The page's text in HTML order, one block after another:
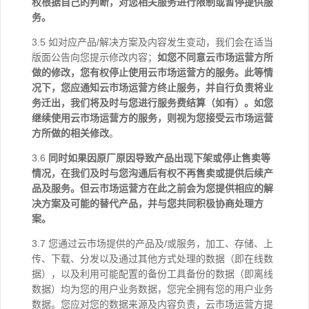
务。
3.5 如对应产品/解决方案及内容发生变动，我们会在适当
版面公告向您提示修改内容； 如您不同意云市场运营方所
做的修改，您有权停止使用云市场运营方的服务。此等情
况下，您应通知云市场运营方终止服务，并自行负责将业
务迁出，我们将及时与您进行服务费结算（如有）。如您
继续使用云市场运营方的服务，则视为您接受云市场运营
方所做的相关修改。
3.6 同时如果因原厂原因导致产品出现下架或停止售卖等
情况，在我们及时与您沟通后有权不再售卖或提供后续产
品及服务。但云市场运营方在此之前会为您提供相应的解
决方案及可能的替代产品，并与您共同积极协商处理方
案。
3.7 您通过云市场提供的产品及/或服务，加工、存储、上
传、下载、分发以及通过其他方式处理的数据（即在线数
据），以及利用可能配置的备份工具备份的数据（即离线
数据）均为您的用户业务数据，您完全拥有您的用户业务
数据。您应对您的数据来源及内容负责，云市场运营方提